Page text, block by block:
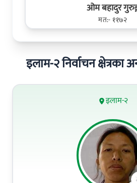
ओम बहादुर
मत:- ११७२
इलाम-२ निर्वाचन क्षेत्रका
इलाम-२